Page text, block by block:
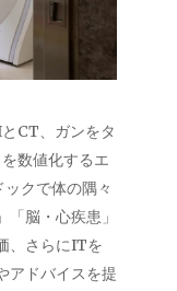
CT、ガンをタ
数値化するエ
クで体の隅々
脳・心疾患」
、さらにITを
アドバイスを提